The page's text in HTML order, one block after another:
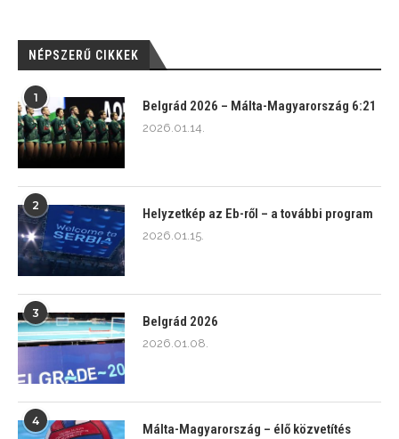
NÉPSZERŰ CIKKEK
1
Belgrád 2026 – Málta-Magyarország 6:21
2026.01.14.
2
Helyzetkép az Eb-ről – a további program
2026.01.15.
3
Belgrád 2026
2026.01.08.
4
Málta-Magyarország – élő közvetítés